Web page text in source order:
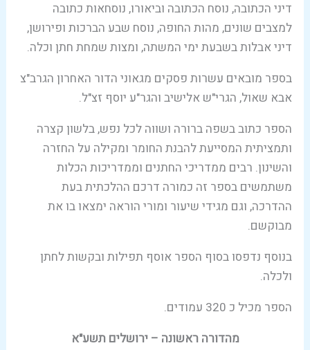
דיני הכתובה, נוסח הכתובה וביאורו, נוסחאות כתובה
למצבים שונים, מהות החופה, נוסח שבע הברכות ופירושן,
דיני אבלות בשבעת ימי המשתה, ומצות שמחת חתן וכלה.
בספר מובאים עשרות פסקים מגאוני הדור האחרון הגרב"צ
אבא שאול, הגרי"ש אלישיב והגר"ע יוסף זצ"ל.
הספר כתוב בשפה ברורה ושווה לכל נפש, בלשון קצרה
ותמציתית המסייעת להבנת החומר ומקילה על החזרה
והשינון. רבים ממדריכי החתנים וממדריכות הכלות
משתמשים בספר זה כמורה דרכם ההלכתית בעת
ההדרכה, וגם מגידי שיעור ומורי הוראה ימצאו בו את
מבוקשם.
בנוסף נדפסו בסוף הספר אוסף תפילות ובקשות לחתן
ולכלה.
הספר מכיל כ 320 עמודים.
מהדורה ראשונה – ירושלים תשע"א